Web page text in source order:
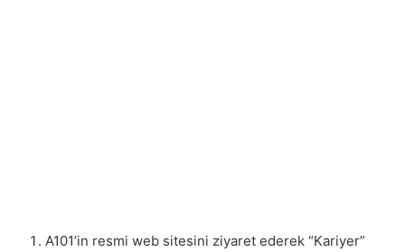
A101’in resmi web sitesini ziyaret ederek “Kariyer”